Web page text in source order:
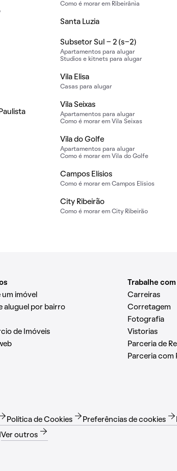
Como é morar em Ribeirânia
Santa Luzia
Subsetor Sul - 2 (s-2)
Apartamentos para alugar
Studios e kitnets para alugar
Vila Elisa
Casas para alugar
Vila Seixas
Apartamentos para alugar
Como é morar em Vila Seixas
Vila do Golfe
Apartamentos para alugar
Como é morar em Vila do Golfe
Campos Elísios
Como é morar em Campos Elísios
City Ribeirão
Como é morar em City Ribeirão
um imóvel
aluguel por bairro
de Imóveis
Trabalhe
Carreiras
Corretagem
Fotografia
Vistorias
Parceria de
Parceria com
Política de Cookies Preferências de cookies
Ver outros